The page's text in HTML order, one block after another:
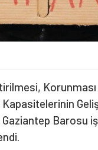
Kapasitelerinin
Gaziantep Barosu